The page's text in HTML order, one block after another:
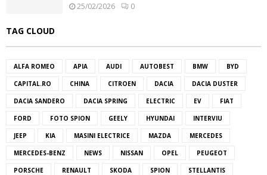
25/02/2026 0
TAG CLOUD
ALFA ROMEO APIA AUDI AUTOBEST BMW BYD
CAPITAL.RO CHINA CITROEN DACIA DACIA DUSTER
DACIA SANDERO DACIA SPRING ELECTRIC EV FIAT
FORD FOTO SPION GEELY HYUNDAI INTERVIU
JEEP KIA MASINI ELECTRICE MAZDA MERCEDES
MERCEDES-BENZ NEWS NISSAN OPEL PEUGEOT
PORSCHE RENAULT SKODA SPION STELLANTIS